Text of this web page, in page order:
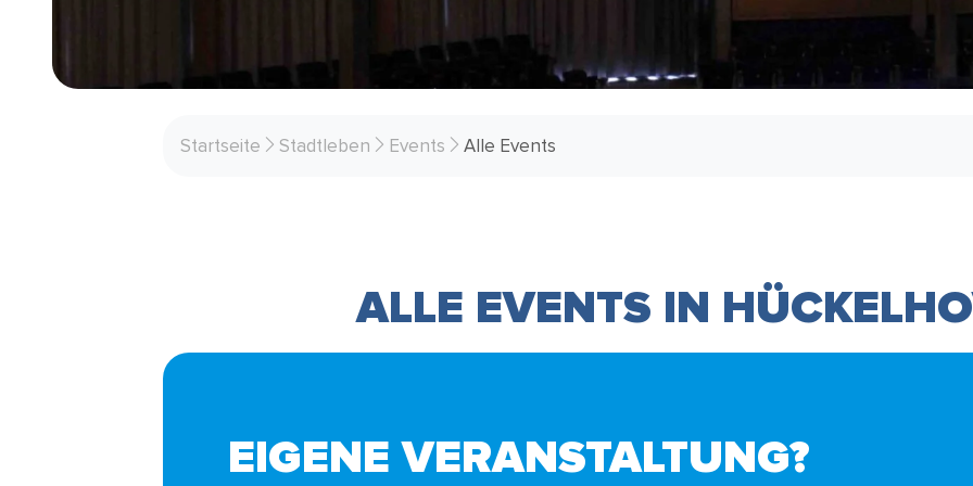
Startseite Stadtleben Events Alle Events
ALLE EVENTS IN
EIGENE VERANSTALTUNG?